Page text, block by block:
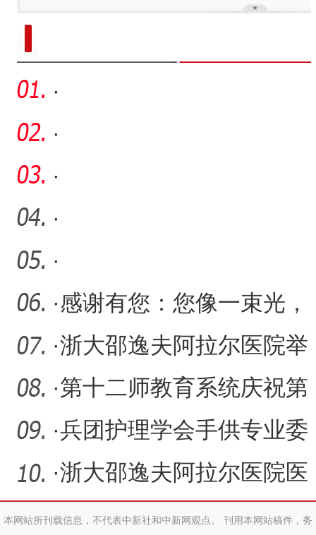
·
·
·
·
·
·感谢有您：您像一束光，
照亮我们从医之路
·浙大邵逸夫阿拉尔医院举
办教师节表彰大会
·第十二师教育系统庆祝第
40个教师节大会召开
·兵团护理学会手供专业委
员会学术活动在第一师医
院
·浙大邵逸夫阿拉尔医院医
生印运亭晋级全国总决赛
本网站所刊载信息，不代表中新社和中新网观点。 刊用本网站稿件，务